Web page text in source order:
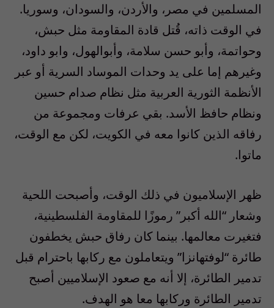
المسلمين في مصر، والأردن، والسودان، وسوريا.
في الوقت ذاته، قُتل قادة المقاومة مثل حبش،
وحواتمة، وأبو حسن سلامة، وأبوالهول، وابو داود،
وغيرهم إما على يد وحدات الموساد السرية أو عبر
الأنظمة الثورية العربية مثل نظام صدام حسين
ونظام حافظ الأسد. بقي عرفات ومجموعة من
رفاقه الذين كانوا معه في الكويت، لكن مع الوقت،
ماتوا.
ظهر الإسلاميون في ذلك الوقت، وأصبحت اللحية
وشعار “الله أكبر” رموزًا للمقاومة الفلسطينية،
فتغيرت معالمها. بينما كان رفاق حبش يخطفون
طائرة “لوفتهانزا” ويتعاملون مع ركابها باحترام قبل
تدمير الطائرة، إلا أنه مع صعود الإسلاميين أصبح
تدمير الطائرة وركابها معا هو الهدف.